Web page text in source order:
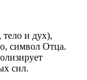
и дух),
символ Отца.
сил.